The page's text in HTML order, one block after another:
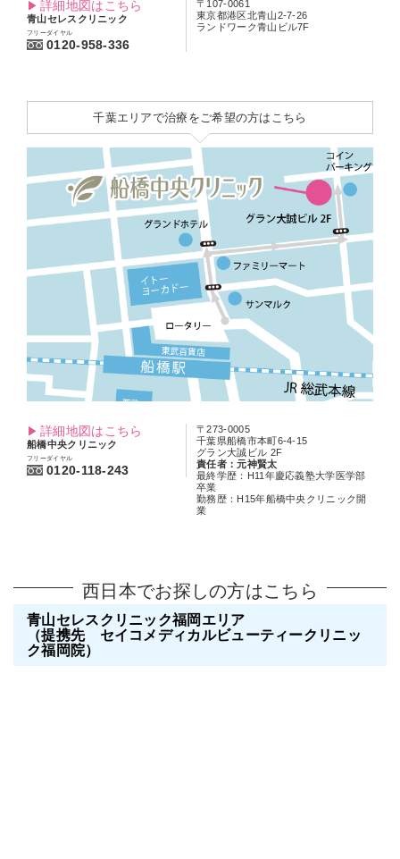
詳細地図はこちら
青山セレスクリニック
フリーダイヤル
0120-958-336
〒107-0061
東京都港区北青山2-7-26
ランドワーク青山ビル7F
千葉エリアで治療をご希望の方はこちら
詳細地図はこちら
船橋中央クリニック
フリーダイヤル
0120-118-243
〒273-0005
千葉県船橋市本町6-4-15
グラン大誠ビル 2F
責任者：元神賢太
最終学歴：H11年慶応義塾大学医学部
卒業
勤務歴：H15年船橋中央クリニック開
業
西日本でお探しの方はこちら
青山セレスクリニック福岡エリア
（提携先 セイコメディカルビューティークリニッ
ク福岡院）